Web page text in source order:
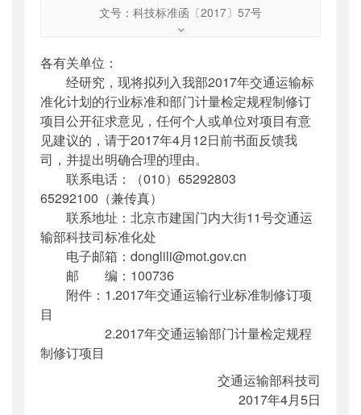
文号：科技标准函〔2017〕57号
科技标准函〔2017〕57号
公开日期 ：
2017年04月06日
主题词：
交通运输;标准化;项目;意见
机构分类：科技司
主题分类：公众参与
公文类型：部函
各有关单位：
经研究，现将拟列入我部2017年交通运输标
准化计划的行业标准和部门计量检定规程制修订
项目公开征求意见，任何个人或单位对项目有意
见建议的，请于2017年4月12日前书面反馈我
司，并提出明确合理的理由。
联系电话：（010）65292803
65292100（兼传真）
联系地址：北京市建国门内大街11号交通运
输部科技司标准化处
电子邮箱：donglili@mot.gov.cn
邮 编：100736
附件：1.2017年交通运输行业标准制修订项
目
2.2017年交通运输部门计量检定规程
制修订项目
交通运输部科技司
2017年4月5日